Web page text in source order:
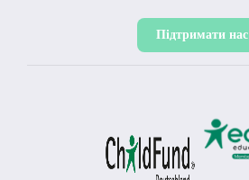
Підтримати нас